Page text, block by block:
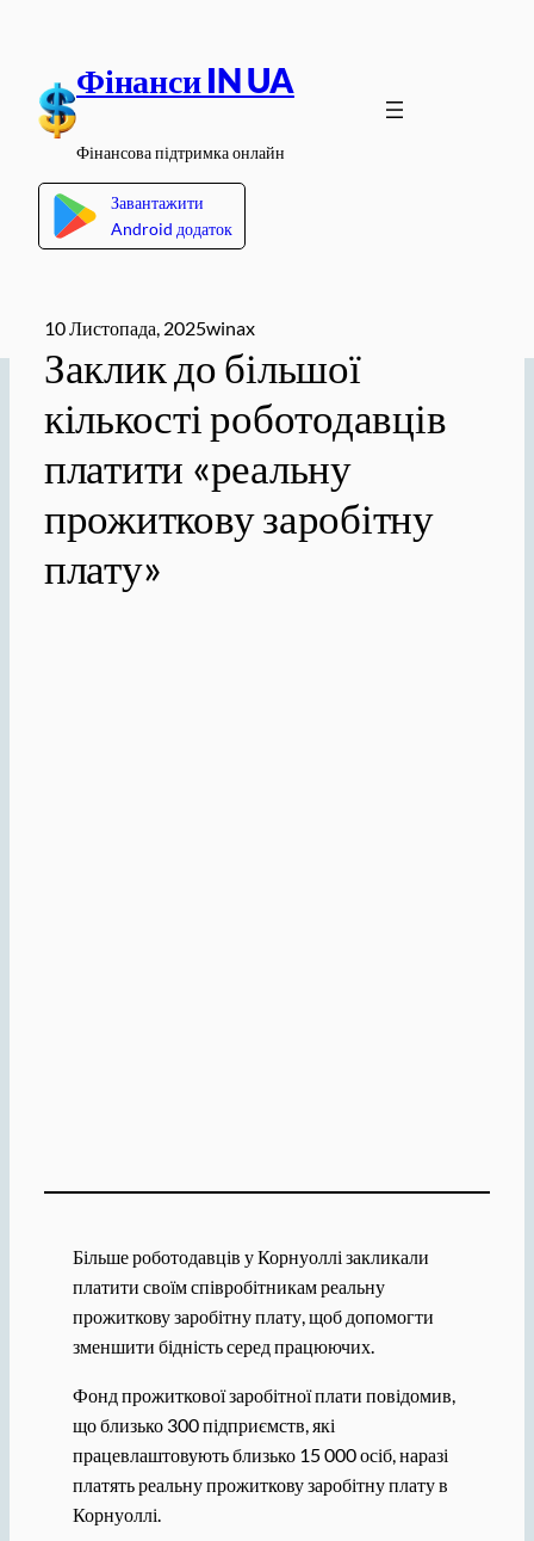
вмісту
Фінанси IN UA
Фінансова підтримка онлайн
Завантажити
Android додаток
10 Листопада, 2025winax
Заклик до більшої
кількості роботодавців
платити «реальну
прожиткову заробітну
плату»
Більше роботодавців у Корнуоллі закликали
платити своїм співробітникам реальну
прожиткову заробітну плату, щоб допомогти
зменшити бідність серед працюючих.
Фонд прожиткової заробітної плати повідомив,
що близько 300 підприємств, які
працевлаштовують близько 15 000 осіб, наразі
платять реальну прожиткову заробітну плату в
Корнуоллі.